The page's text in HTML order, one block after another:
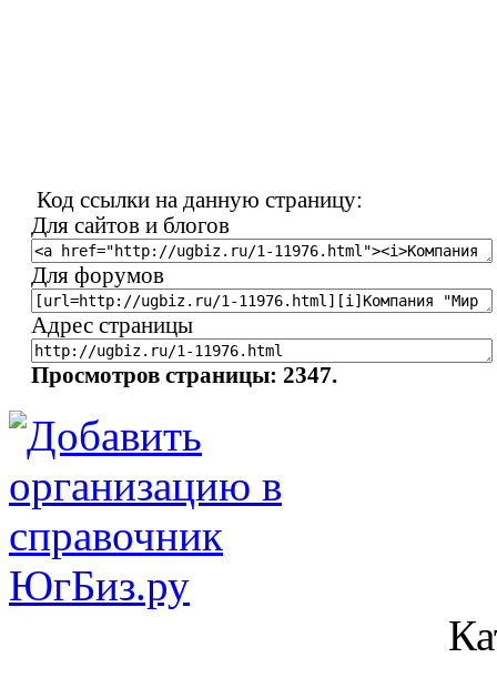
Код ссылки на данную страницу:
Для сайтов и блогов
Для форумов
Адрес страницы
Просмотров страницы: 2347.